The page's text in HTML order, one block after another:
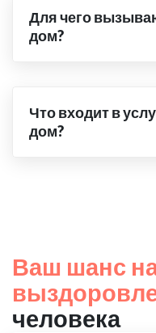
Для чего
дом?
Что входит в
дом?
Ваш шанс
человека